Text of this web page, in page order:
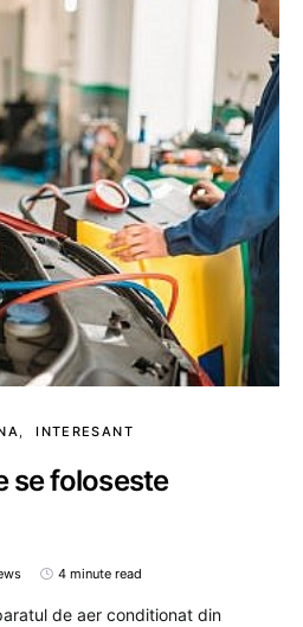
INTERESANT
se foloseste
4 minute read
de aer conditionat din